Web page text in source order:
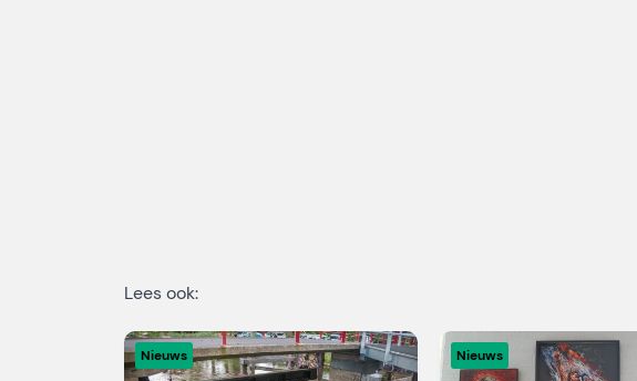
Lees ook:
Nieuws Nieuws